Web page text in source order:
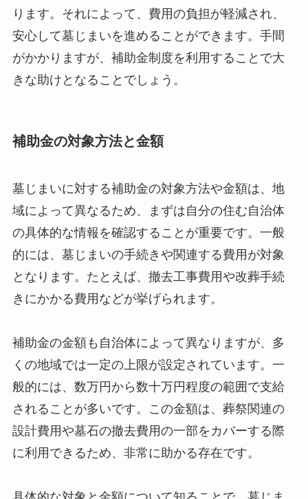
ります。それによって、費用の負担が軽減され、
安心して墓じまいを進めることができます。手間
がかかりますが、補助金制度を利用することで大
きな助けとなることでしょう。
補助金の対象方法と金額
墓じまいに対する補助金の対象方法や金額は、地
域によって異なるため、まずは自分の住む自治体
の具体的な情報を確認することが重要です。一般
的には、墓じまいの手続きや関連する費用が対象
となります。たとえば、撤去工事費用や改葬手続
きにかかる費用などが挙げられます。
補助金の金額も自治体によって異なりますが、多
くの地域では一定の上限が設定されています。一
般的には、数万円から数十万円程度の範囲で支給
されることが多いです。この金額は、葬祭関連の
設計費用や墓石の撤去費用の一部をカバーする際
に利用できるため、非常に助かる存在です。